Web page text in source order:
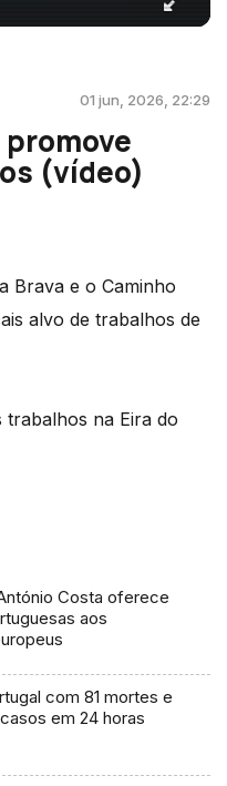
01 jun, 2026, 22:29
(vídeo)
Brava e o Caminho
alvo de trabalhos de
na Eira do
Costa oferece
aos
com 81 mortes e
em 24 horas